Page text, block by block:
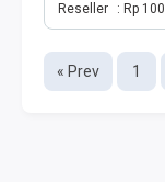
Reseller
Rp 100
« Prev 1